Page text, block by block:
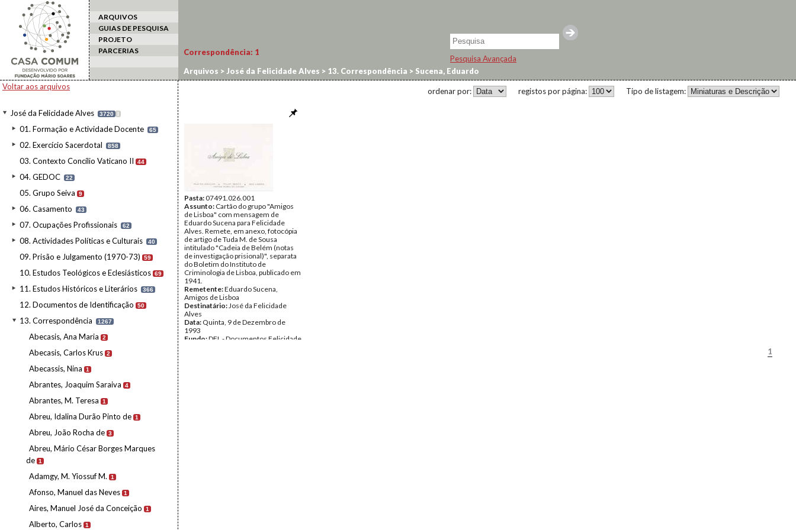
ARQUIVOS
GUIAS DE PESQUISA
PROJETO
PARCERIAS
Pesquisa Avançada
Voltar aos arquivos
José da Felicidade Alves 3720 I
01. Formação e Actividade Docente 65
02. Exercício Sacerdotal 858
03. Contexto Concílio Vaticano II 44
04. GEDOC 22
05. Grupo Seiva 9
06. Casamento 43
07. Ocupações Profissionais 62
08. Actividades Políticas e Culturais 40
09. Prisão e Julgamento (1970-73) 59
10. Estudos Teológicos e Eclesiásticos 69
11. Estudos Históricos e Literários 366
12. Documentos de Identificação 50
13. Correspondência 1267
Abecasis, Ana Maria 2
Abecasis, Carlos Krus 2
Abecassis, Nina 1
Abrantes, Joaquim Saraiva 4
Abrantes, M. Teresa 1
Abreu, Idalina Durão Pinto de 1
Abreu, João Rocha de 3
Abreu, Mário César Borges Marques
de 1
Adamgy, M. Yiossuf M. 1
Afonso, Manuel das Neves 1
Aires, Manuel José da Conceição 1
Alberto, Carlos 1
Correspondência: 1
Arquivos > José da Felicidade Alves > 13. Correspondência > Sucena, Eduardo
Tipo de listagem:
registos por página:
ordenar por:
Pasta:07491.026.001
Assunto: Cartão do grupo "Amigos
de Lisboa" com mensagem de
Eduardo Sucena para Felicidade
Alves. Remete, em anexo, fotocópia
de artigo de Tuda M. de Sousa
intitulado "Cadeia de Belém (notas
de investigação prisional)", separata
do Boletim do Instituto de
Criminologia de Lisboa, publicado em
1941.
Remetente:Eduardo Sucena,
Amigos de Lisboa
Destinatário:José da Felicidade
Alves
Data: Quinta, 9 de Dezembro de
1993
Fundo:DFL - Documentos Felicidade
1